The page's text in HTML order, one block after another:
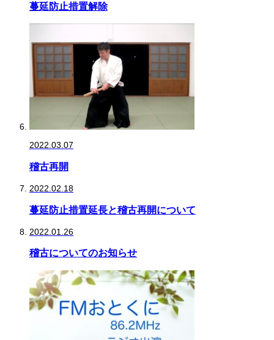
蔓延防止措置解除
2022.03.07
稽古再開
2022.02.18
蔓延防止措置延長と稽古再開について
2022.01.26
稽古についてのお知らせ